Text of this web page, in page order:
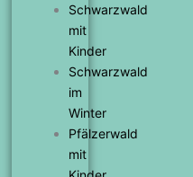
Schwarzwald
mit
Kinder
Schwarzwald
im
Winter
Pfälzerwald
mit